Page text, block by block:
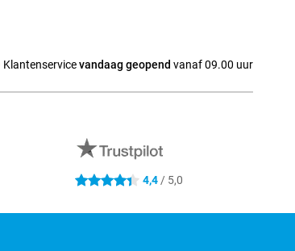
Klantenservicevandaag geopend vanaf 09.00 uur
4.4 sterren 4,4 / 5,0